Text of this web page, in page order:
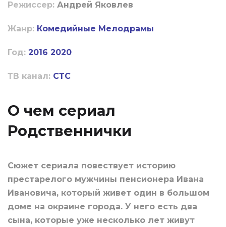
Режиссер: Андрей Яковлев
Жанр: Комедийные Мелодрамы
Год: 2016 2020
ТВ канал: СТС
О чем сериал
Родственнички
Сюжет сериала повествует историю
престарелого мужчины пенсионера Ивана
Ивановича, который живет один в большом
доме на окраине города. У него есть два
сына, которые уже несколько лет живут